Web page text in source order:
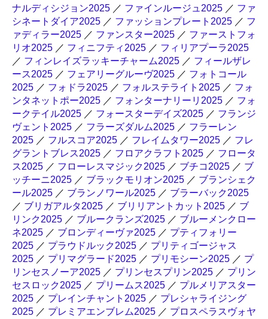
ナルディシジョン2025 ／ ファインルージュ2025 ／ ファ
シネートダイア2025 ／ ファッションプレート2025 ／ フ
ァディラー2025 ／ ファンスター2025 ／ ファーストフォ
リオ2025 ／ フィニフティ2025 ／ フィリアプーラ2025
／ フィンレイズラッキーチャーム2025 ／ フィールザレ
ース2025 ／ フェアリーグルーヴ2025 ／ フォトコール
2025 ／ フォドラ2025 ／ フォルステライト2025 ／ フォ
ンタネットポー2025 ／ フォンターナリーリ2025 ／ フォ
ークテイル2025 ／ フォースターデイズ2025 ／ フランジ
ヴェント2025 ／ フラーズダルム2025 ／ フラーレン
2025 ／ フルスコア2025 ／ フレイムタワー2025 ／ フレ
グラントブレス2025 ／ フロアクラフト2025 ／ フロータ
ス2025 ／ フローレスマジック2025 ／ ブチコ2025 ／ ブ
ッチーニ2025 ／ ブラックモリオン2025 ／ ブランシェク
ール2025 ／ ブランノワール2025 ／ ブラーバック2025
／ ブリガアルタ2025 ／ ブリリアントカット2025 ／ ブ
リンク2025 ／ ブルークランズ2025 ／ ブルーメンクロー
ネ2025 ／ ブロンディーヴァ2025 ／ プティフォリー
2025 ／ プラウドルック2025 ／ プリティゴージャス
2025 ／ プリマグラード2025 ／ プリモシーン2025 ／ プ
リンセスノーア2025 ／ プリンセスプリン2025 ／ プリン
セスロック2025 ／ プリームス2025 ／ プルメリアスター
2025 ／ プレインチャント2025 ／ プレシャライジング
2025 ／ プレミアエンブレム2025 ／ プロスペラスヴォヤ